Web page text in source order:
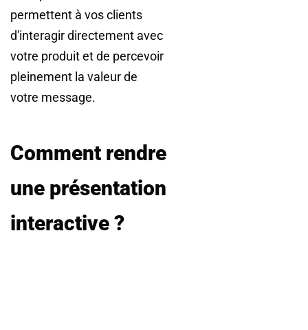
permettent à vos clients
d'interagir directement avec
votre produit et de percevoir
pleinement la valeur de
votre message.
Comment rendre
une présentation
interactive ?